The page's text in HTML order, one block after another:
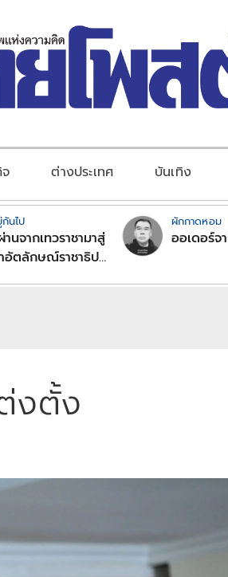
ต่างประเทศ บันเทิง
นไป
นจากเทวราชามาสู่
อัตลักษณ์ราชาธิป
ผักกาดหอม
ออเดอร์จ
งตั้ง